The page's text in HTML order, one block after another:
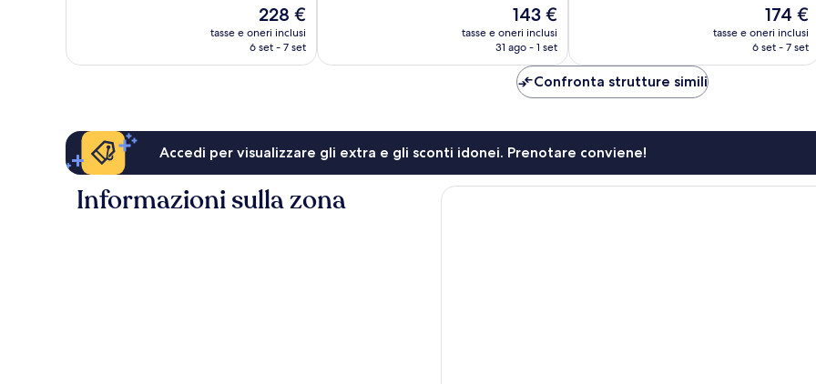
Il
prezzo
attuale
228 €
tasse e oneri inclusi
6 set - 7 set
Il
prezzo
attuale
143 €
143 €
tasse e oneri inclusi
31 ago - 1 set
Il
prezzo
attuale
174 €
tasse e oneri inclusi
6 set - 7 set
Confronta strutture simili
Accedi per visualizzare gli extra e gli sconti idonei. Prenotare conviene!
Informazioni sulla zona